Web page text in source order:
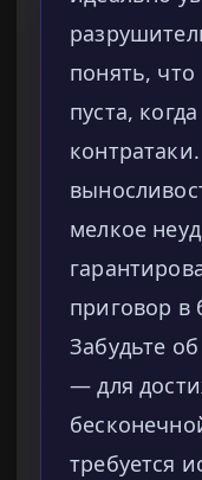
понять,
пуста,
мелкое
приговор в
Забудьте
— для
требуется